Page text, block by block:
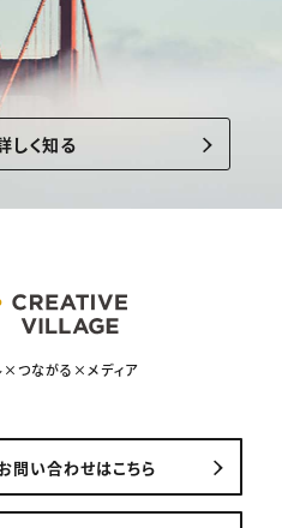
しく知る
×つながる×メディア
問い合わせはこちら